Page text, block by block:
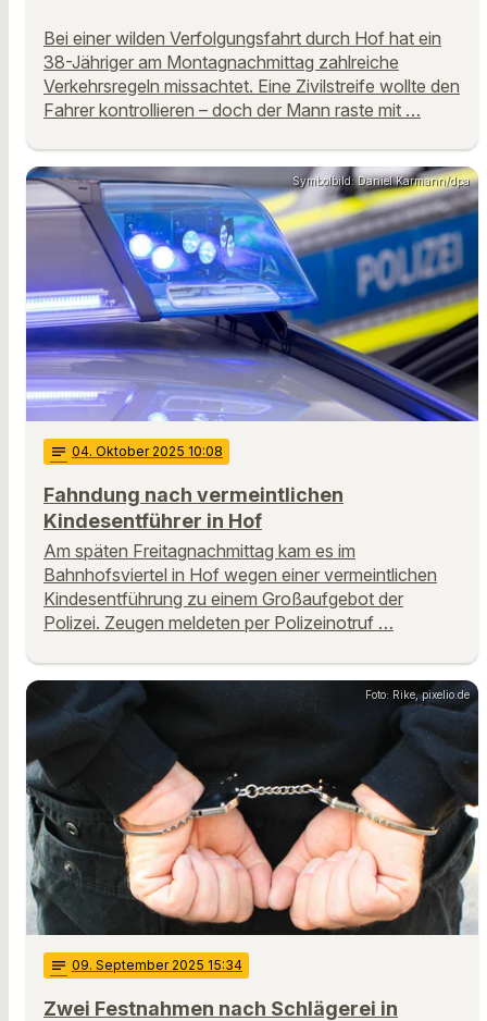
Bei einer wilden Verfolgungsfahrt durch Hof hat ein
38-Jähriger am Montagnachmittag zahlreiche
Verkehrsregeln missachtet. Eine Zivilstreife wollte den
Fahrer kontrollieren – doch der Mann raste mit …
Symbolbild: Daniel Karmann/dpa
notes 04. Oktober 2025 10:08
Fahndung nach vermeintlichen
Kindesentführer in Hof
Am späten Freitagnachmittag kam es im
Bahnhofsviertel in Hof wegen einer vermeintlichen
Kindesentführung zu einem Großaufgebot der
Polizei. Zeugen meldeten per Polizeinotruf …
Foto: Rike, pixelio.de
notes 09. September 2025 15:34
Zwei Festnahmen nach Schlägerei in